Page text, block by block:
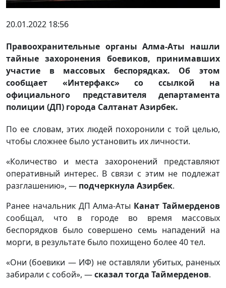
20.01.2022 18:56
Правоохранительные органы Алма-Аты нашли
тайные захоронения боевиков, принимавших
участие в массовых беспорядках. Об этом
сообщает «Интерфакс» со ссылкой на
официального представителя департамента
полиции (ДП) города Салтанат Азирбек.
По ее словам, этих людей похоронили с той целью,
чтобы сложнее было установить их личности.
«Количество и места захоронений представляют
оперативный интерес. В связи с этим не подлежат
разглашению», — подчеркнула Азирбек.
Ранее начальник ДП Алма-Аты Канат Таймерденов
сообщал, что в городе во время массовых
беспорядков было совершено семь нападений на
морги, в результате было похищено более 40 тел.
«Они (боевики — ИФ) не оставляли убитых, раненых
забирали с собой», —сказал тогда Таймерденов.